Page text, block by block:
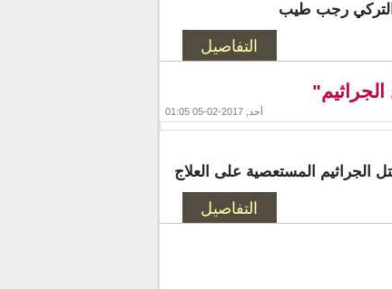
التركي رجب طيب
التفاصيل
أحد, 2017-02-05 01:05
الجراثيم المستعصية على العلاج
التفاصيل